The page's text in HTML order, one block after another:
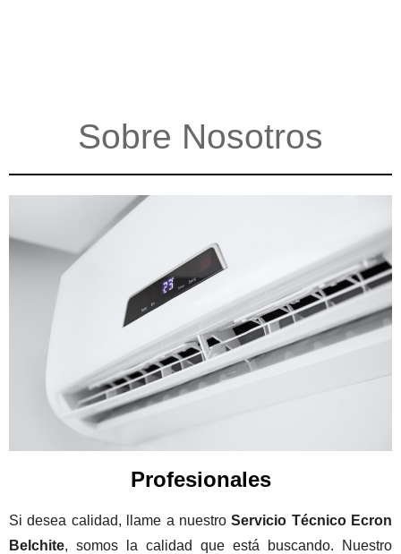
Sobre Nosotros
Profesionales
Si desea calidad, llame a nuestroServicio Técnico Ecron
Belchite, somos la calidad que está buscando. Nuestro